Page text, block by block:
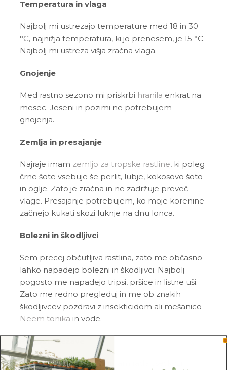
Temperatura in vlaga
Najbolj mi ustrezajo temperature med 18 in 30
°C, najnižja temperatura, ki jo prenesem, je 15 °C.
Najbolj mi ustreza višja zračna vlaga.
Gnojenje
Med rastno sezono mi priskrbi hranila enkrat na
mesec. Jeseni in pozimi ne potrebujem
gnojenja.
Zemlja in presajanje
Najraje imam zemljo za tropske rastline, ki poleg
črne šote vsebuje še perlit, lubje, kokosovo šoto
in oglje. Zato je zračna in ne zadržuje preveč
vlage. Presajanje potrebujem, ko moje korenine
začnejo kukati skozi luknje na dnu lonca.
Bolezni in škodljivci
Sem precej občutljiva rastlina, zato me občasno
lahko napadejo bolezni in škodljivci. Najbolj
pogosto me napadejo tripsi, pršice in listne uši.
Zato me redno pregleduj in me ob znakih
škodljivcev pozdravi z insekticidom ali mešanico
Neem tonika in vode.
Pogoste težave
Rumeni listi:čeprav imam rada vseskozi